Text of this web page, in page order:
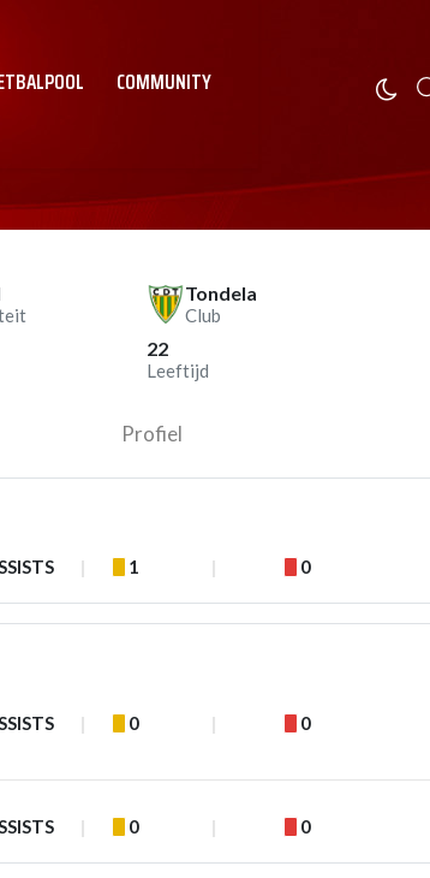
COMMUNITY
Tondela
Club
22
Leeftijd
Profiel
1 0
0 0
0 0